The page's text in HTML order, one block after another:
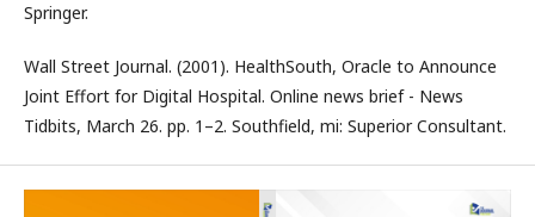
Springer.
Wall Street Journal. (2001). HealthSouth, Oracle to Announce
Joint Effort for Digital Hospital. Online news brief - News
Tidbits, March 26. pp. 1–2. Southfield, mi: Superior Consultant.